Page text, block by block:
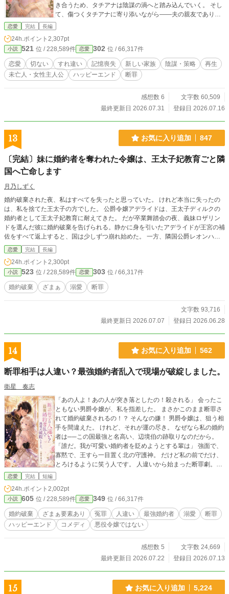
き合うため、タチアナは陰謀の渦へと踏み込んでいく。 そし
て、傷つくタチアナに寄り添いながら――夫の親友であり補
佐官である男もまた、彼女には言えない秘密を胸に秘めてい
ていく物語。 ※毎日、更新予定です。（完結保証、結末まで
執筆済です） ※他に気軽に楽しめる短編（完結）や長編（完
結）も掲載しています。こちらもお読み下されば幸いです。
※AI画像を使用しています。
恋愛 完結 長編
24h.ポイント 2,307pt
小説 521 位 / 228,589件 恋愛 302 位 / 66,317件
恋愛 切ない すれ違い 記憶喪失 新しい家族 陰謀・策略
再生
未亡人・女性主人公
ハッピーエンド 断罪
感想数 6
文字数 60,509
最終更新日 2026.07.31
登録日 2026.07.16
13 お気に入り追加 847
〔完結〕妹に婚約者を奪われた令嬢は、王太子妃教育ごと隣
国へ亡命します
月乃しずく
婚約破棄された夜、私はすべてを失ったと思っていた。 けれど本当に失ったの
は、私を捨てた王太子の方でした。 公爵令嬢アデライドは、王太子ディルクの
婚約者として王太子妃教育に耐えてきた。 だが卒業舞踏会の夜、義妹ロザリン
ドを選んだ彼に婚約破棄を告げられる。静かに身を引いたアデライドが王宮の補
佐をすべて返上すると、国は少しずつ崩れ始めた。 一方、隣国公爵レオンハル
トは彼女の真価を見抜き、尊敬と愛をもって迎え入れる。妹を選んだ王太子が後
悔する頃、彼女はもう新しい未来へ歩き出していた。捨てられた令嬢の逆転愛。
恋愛 完結 長編
24h.ポイント 2,300pt
小説 523 位 / 228,589件 恋愛 303 位 / 66,317件
婚約破棄 ざまぁ 溺愛 断罪
文字数 93,716
最終更新日 2026.07.07
登録日 2026.06.28
14 お気に入り追加 562
断罪相手は人違い？最強婚約者乱入で現場が破綻しました。
衛星 奏志
「あの人よ！あの人が突き落としたの！殺される」 会ったこ
ともない男爵令嬢が、私を指差した。 まさかこのまま断罪さ
れて婚約破棄されるの！？ そんなの嫌！ 男爵令嬢は、狙う相
手を間違えた。 けれど、それが運の尽き。 なぜなら私の婚約
者は──この国最強と名高い、辺境伯の跡取りなのだから。
「誰だ。我が可愛い婚約者を貶めようとする輩は」 強面で、
寡黙で、王すら一目置く北の守護神。 だけど私の前でだけ、
とろけるように笑う人です。 人違いから始まった断罪劇。一
撃で、終わらせます。 短編・完結。溺愛×ざまぁの婚約破棄
恋愛 完結 短編
24h.ポイント 2,002pt
小説 605 位 / 228,589件 恋愛 349 位 / 66,317件
婚約破棄 ざまぁ要素あり 冤罪 人違い 最強婚約者 溺愛
断罪
ハッピーエンド
コメディ 悪役令嬢ではない
感想数 5
文字数 24,669
最終更新日 2026.07.22
登録日 2026.07.13
15 お気に入り追加 5,224